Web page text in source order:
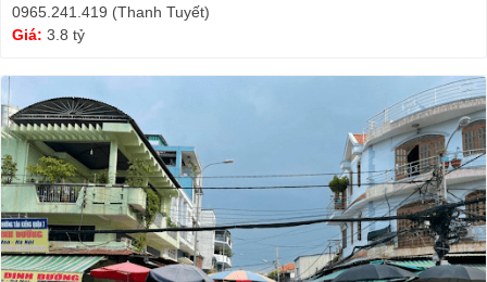
0965.241.419 (Thanh Tuyết)
Giá: 3.8 tỷ